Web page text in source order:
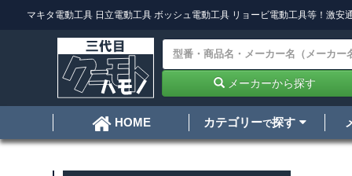
マキタ電動工具 日立電動工具 ボッシュ電動工具 リョービ電動工具等！激安
メーカーから探す
HOME カテゴリーで探す